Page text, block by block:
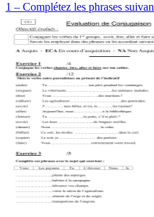
1 – Complétez les phrases